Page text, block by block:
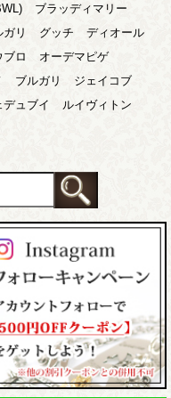
ブラッディマリー
ガリ グッチ
ディオール
ブロ
オーデマピゲ
ブルガリ
ジェイコブ
デュブイ
ルイヴィトン